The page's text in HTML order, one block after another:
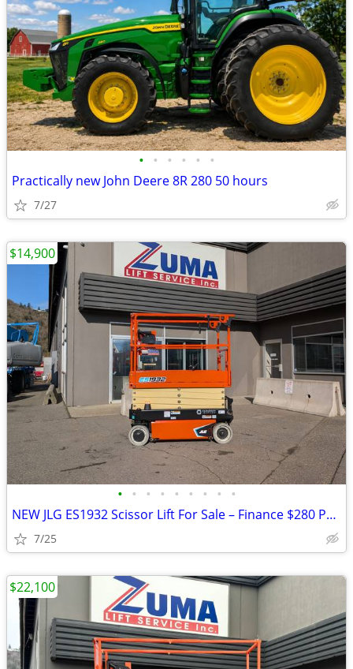
• • • • • •
Practically new John Deere 8R 280 50 hours
7/27
• • • • • • • • •
NEW JLG ES1932 Scissor Lift For Sale – Finance $280 Per Mo*
7/25
$14,900
$22,100